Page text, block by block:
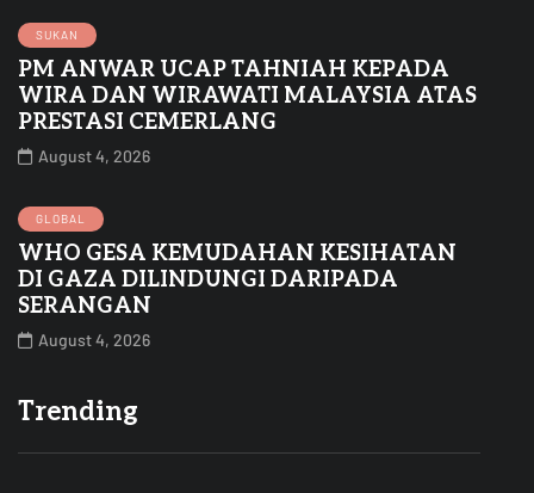
SUKAN
PM ANWAR UCAP TAHNIAH KEPADA
WIRA DAN WIRAWATI MALAYSIA ATAS
PRESTASI CEMERLANG
August 4, 2026
GLOBAL
WHO GESA KEMUDAHAN KESIHATAN
DI GAZA DILINDUNGI DARIPADA
SERANGAN
August 4, 2026
Trending